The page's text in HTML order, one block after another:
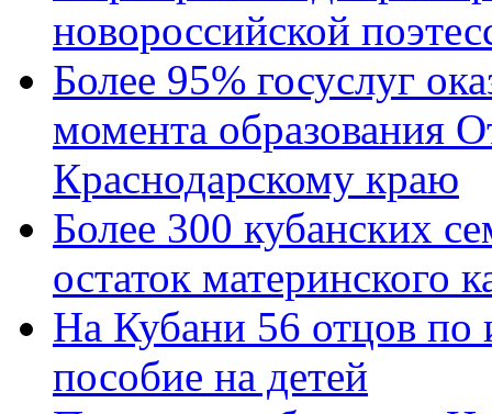
новороссийской
Более 95% госуслуг
момента образования
Краснодарскому краю
Более 300 кубанских
остаток материнского
На Кубани 56 отцов по
пособие на детей